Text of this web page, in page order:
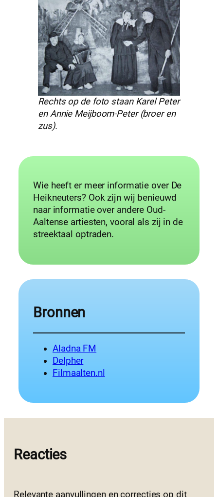
Rechts op de foto staan Karel Peter
en Annie Meijboom-Peter (broer en
zus).
Wie heeft er meer informatie over De
Heikneuters? Ook zijn wij benieuwd
naar informatie over andere Oud-
Aaltense artiesten, vooral als zij in de
streektaal optraden.
Bronnen
Aladna FM
Delpher
Filmaalten.nl
Reacties
Relevante aanvullingen en correcties op dit